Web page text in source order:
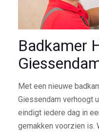
Badkamer
Met een nieuwe
Giessendam verhoogt
eindigt iedere dag in
gemakken voorzien is.